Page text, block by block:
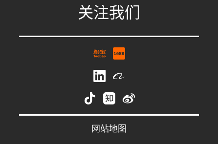
关注我们
网站地图
祝女士
whwzrods
0631-5782231